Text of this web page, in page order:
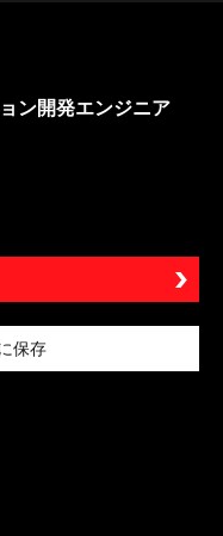
ン開発エンジニア
保存